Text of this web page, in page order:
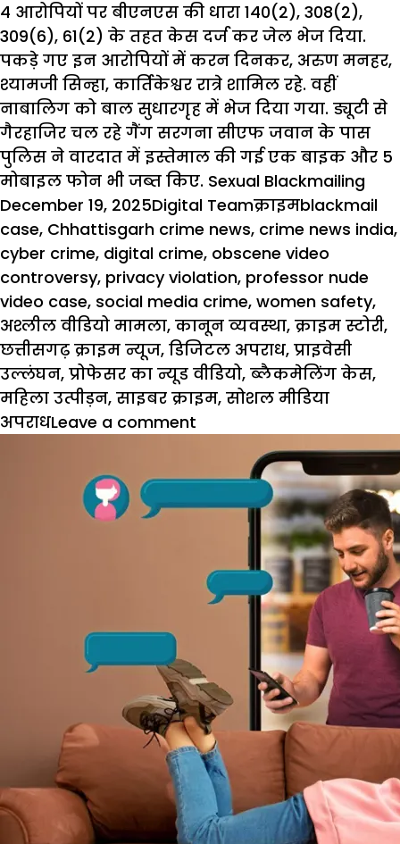
4 आरोपियों पर बीएनएस की धारा 140(2), 308(2),
309(6), 61(2) के तहत केस दर्ज कर जेल भेज दिया.
पकड़े गए इन आरोपियों में करन दिनकर, अरुण मनहर,
श्यामजी सिन्हा, कार्तिकेश्वर रात्रे शामिल रहे. वहीं
नाबालिग को बाल सुधारगृह में भेज दिया गया. ड्यूटी से
गैरहाजिर चल रहे गैंग सरगना सीएफ जवान के पास
पुलिस ने वारदात में इस्तेमाल की गई एक बाइक और 5
मोबाइल फोन भी जब्त किए. Sexual Blackmailing
Posted
on
December 19, 2025Author
Digital TeamCategories
क्राइमTags
blackmail
case, Chhattisgarh crime news, crime news india,
cyber crime, digital crime, obscene video
controversy, privacy violation, professor nude
video case, social media crime, women safety,
अश्लील वीडियो मामला, कानून व्यवस्था, क्राइम स्टोरी,
छत्तीसगढ़ क्राइम न्यूज, डिजिटल अपराध, प्राइवेसी
उल्लंघन, प्रोफेसर का न्यूड वीडियो, ब्लैकमेलिंग केस,
महिला उत्पीड़न, साइबर क्राइम, सोशल मीडिया
अपराधLeave a comment
Blackmailing:
न्यूड
वीडियो